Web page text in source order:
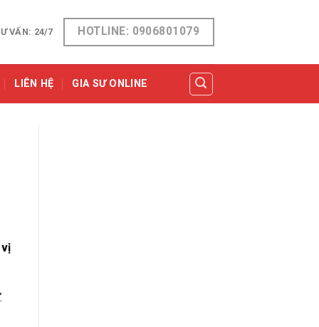
VẤN: 24/7 HOTLINE: 0906801079
LIÊN HỆ GIA SƯ ONLINE
.